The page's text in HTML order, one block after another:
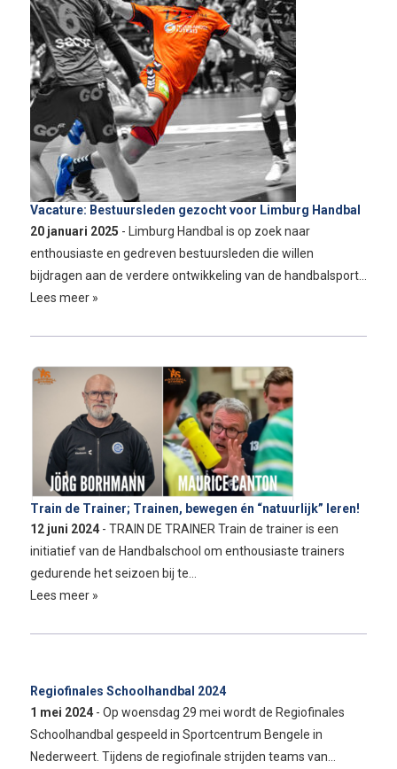
Vacature: Bestuursleden gezocht voor Limburg Handbal
20 januari 2025 - Limburg Handbal is op zoek naar
enthousiaste en gedreven bestuursleden die willen
bijdragen aan de verdere ontwikkeling van de handbalsport…
Lees meer »
Train de Trainer; Trainen, bewegen én “natuurlijk” leren!
12 juni 2024 - TRAIN DE TRAINER Train de trainer is een
initiatief van de Handbalschool om enthousiaste trainers
gedurende het seizoen bij te…
Lees meer »
Regiofinales Schoolhandbal 2024
1 mei 2024 - Op woensdag 29 mei wordt de Regiofinales
Schoolhandbal gespeeld in Sportcentrum Bengele in
Nederweert. Tijdens de regiofinale strijden teams van…